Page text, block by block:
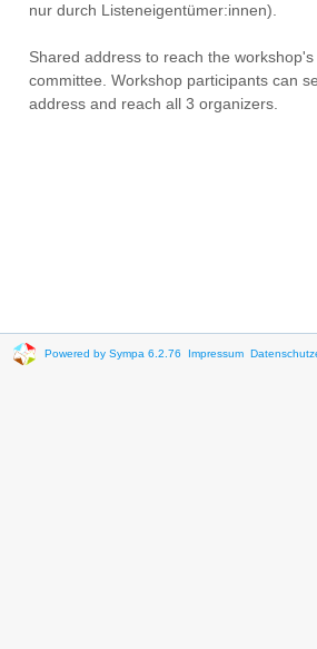
nur durch Listeneigentümer:innen).
Shared address to reach the
committee. Workshop participants can
address and reach all 3 organizers.
Powered by Sympa 6.2.76 Impressum